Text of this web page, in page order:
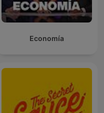
Economía